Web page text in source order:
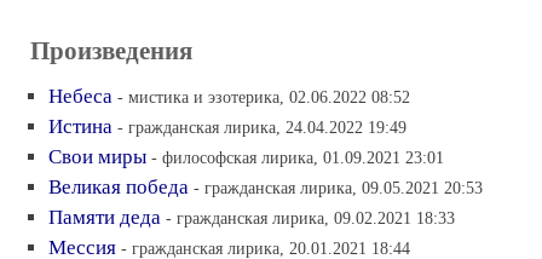
Произведения
Небеса - мистика и эзотерика, 02.06.2022 08:52
Истина - гражданская лирика, 24.04.2022 19:49
Свои миры - философская лирика, 01.09.2021 23:01
Великая победа - гражданская лирика, 09.05.2021 20:53
Памяти деда - гражданская лирика, 09.02.2021 18:33
Мессия - гражданская лирика, 20.01.2021 18:44